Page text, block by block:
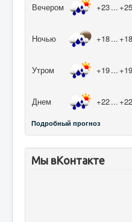
Вечером +23... +25
Ночью +18... +18
Утром +19... +19
Днем +22... +22
Подробный прогноз
Мы вКонтакте